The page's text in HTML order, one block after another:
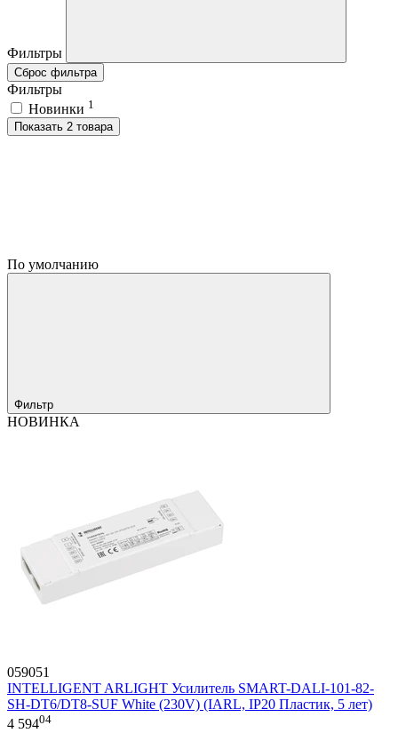
Фильтры
Сброс фильтра
Фильтры
Новинки 1
Показать 2 товара
По умолчанию
Фильтр
НОВИНКА
059051
INTELLIGENT ARLIGHT Усилитель SMART-DALI-101-82-
SH-DT6/DT8-SUF White (230V) (IARL, IP20 Пластик, 5 лет)
4 59404